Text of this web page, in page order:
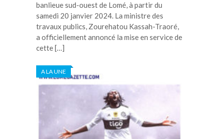
banlieue sud-ouest de Lomé, à partir du
samedi 20 janvier 2024. La ministre des
travaux publics, Zourehatou Kassah-Traoré,
a officiellement annoncé la mise en service de
cette […]
A LA UNE